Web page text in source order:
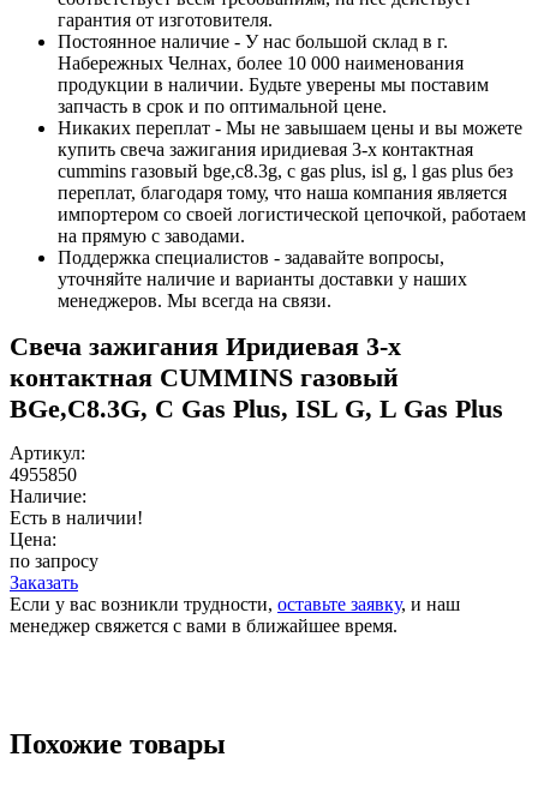
гарантия от изготовителя.
Постоянное наличие - У нас большой склад в г.
Набережных Челнах, более 10 000 наименования
продукции в наличии. Будьте уверены мы поставим
запчасть в срок и по оптимальной цене.
Никаких переплат - Мы не завышаем цены и вы можете
купить свеча зажигания иридиевая 3-х контактная
cummins газовый bge,c8.3g, c gas plus, isl g, l gas plus без
переплат, благодаря тому, что наша компания является
импортером со своей логистической цепочкой, работаем
на прямую с заводами.
Поддержка специалистов - задавайте вопросы,
уточняйте наличие и варианты доставки у наших
менеджеров. Мы всегда на связи.
Свеча зажигания Иридиевая 3-х
контактная CUMMINS газовый
BGe,C8.3G, C Gas Plus, ISL G, L Gas Plus
Артикул:
4955850
Наличие:
Есть в наличии!
Цена:
по запросу
Заказать
Если у вас возникли трудности, оставьте заявку, и наш
менеджер свяжется с вами в ближайшее время.
Похожие товары